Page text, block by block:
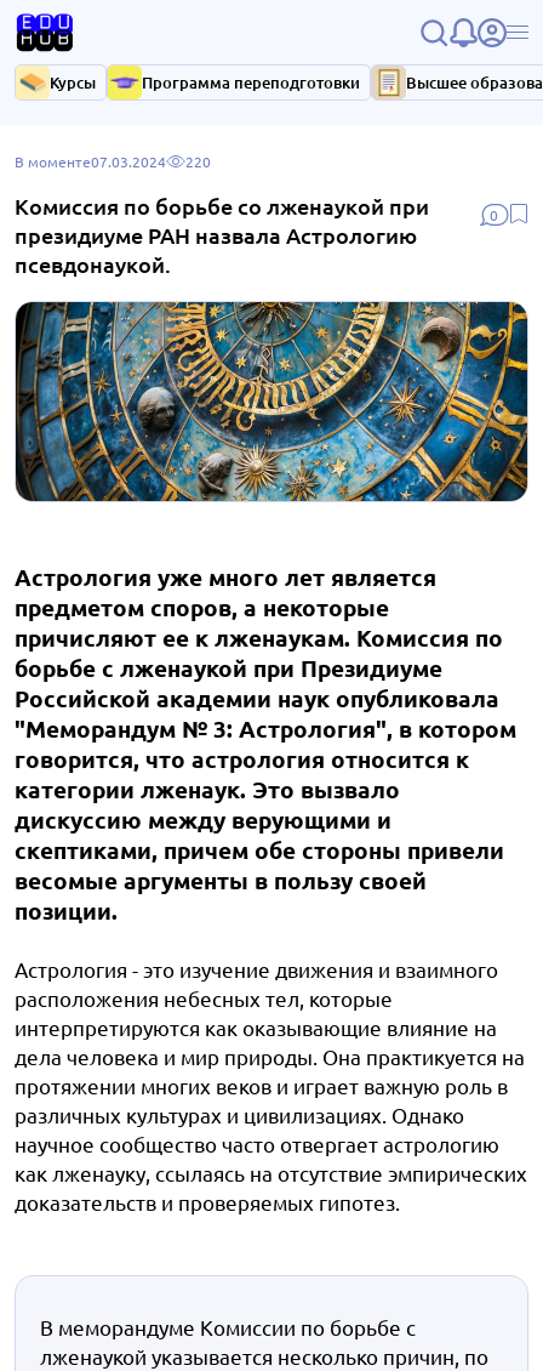
Курсы Программа переподготовки Высшее
0
В моменте07.03.2024 220
Комиссия по борьбе со лженаукой при
президиуме РАН назвала Астрологию
псевдонаукой.
Астрология уже много лет является
предметом споров, а некоторые
причисляют ее к лженаукам. Комиссия по
борьбе с лженаукой при Президиуме
Российской академии наук опубликовала
"Меморандум № 3: Астрология", в котором
говорится, что астрология относится к
категории лженаук. Это вызвало
дискуссию между верующими и
скептиками, причем обе стороны привели
весомые аргументы в пользу своей
позиции.
Астрология - это изучение движения и взаимного
расположения небесных тел, которые
интерпретируются как оказывающие влияние на
дела человека и мир природы. Она практикуется на
протяжении многих веков и играет важную роль в
различных культурах и цивилизациях. Однако
научное сообщество часто отвергает астрологию
как лженауку, ссылаясь на отсутствие эмпирических
доказательств и проверяемых гипотез.
В меморандуме Комиссии по борьбе с
лженаукой указывается несколько причин, по